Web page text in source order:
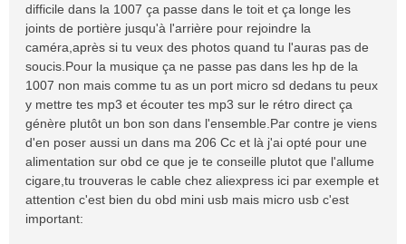
g
e
difficile dans la 1007 ça passe dans le toit et ça longe les
joints de portière jusqu'à l'arrière pour rejoindre la
caméra,après si tu veux des photos quand tu l'auras pas de
soucis.Pour la musique ça ne passe pas dans les hp de la
1007 non mais comme tu as un port micro sd dedans tu peux
y mettre tes mp3 et écouter tes mp3 sur le rétro direct ça
génère plutôt un bon son dans l'ensemble.Par contre je viens
d'en poser aussi un dans ma 206 Cc et là j'ai opté pour une
alimentation sur obd ce que je te conseille plutot que l'allume
cigare,tu trouveras le cable chez aliexpress ici par exemple et
attention c'est bien du obd mini usb mais micro usb c'est
important: